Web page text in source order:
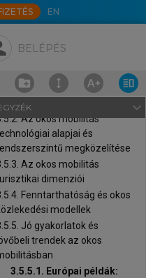
EN
BELÉPÉS
navigate_next
okos kormányzás, okos
Okos mobilitás, okos
megoldások
Az okos mobilitás
és szerepe az okos
Az okos mobilitás
alapjai és
megközelítése
Az okos mobilitás
dimenziói
Fenntarthatóság és okos
modellek
Jó gyakorlatok és
trendek az okos
3.5.5.1. Európai példák: